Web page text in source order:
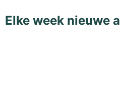
Elke week nieuwe